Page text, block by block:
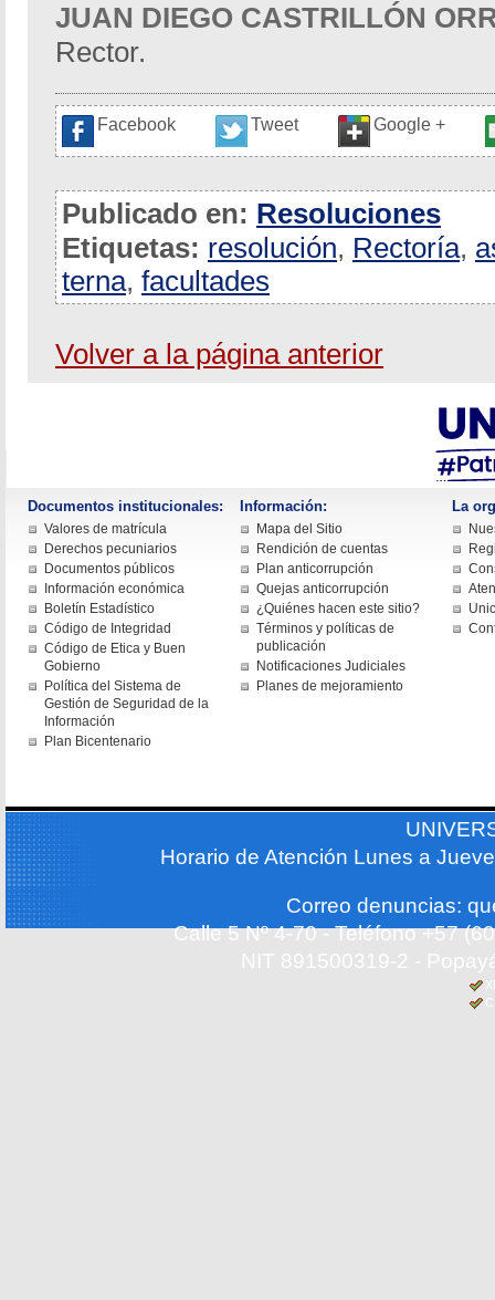
JUAN DIEGO CASTRILLÓN
Rector.
Facebook Tweet Google +
Publicado en: Resoluciones
Etiquetas: resolución, Rectoría,
terna, facultades
Volver a la página anterior
Documentos institucionales:
Valores de matrícula
Derechos pecuniarios
Documentos públicos
Información económica
Boletín Estadístico
Código de Integridad
Código de Etica y Buen
Gobierno
Política del Sistema de
Gestión de Seguridad de la
Información
Plan Bicentenario
Información:
Mapa del Sitio
Rendición de cuentas
Plan anticorrupción
Quejas anticorrupción
¿Quiénes hacen este sitio?
Términos y políticas de
publicación
Notificaciones Judiciales
Planes de mejoramiento
La
Horario de Atención Lunes a
Correo denuncias:
Calle 5 Nº 4-70 - Teléfono +57
NIT 891500319-2 -